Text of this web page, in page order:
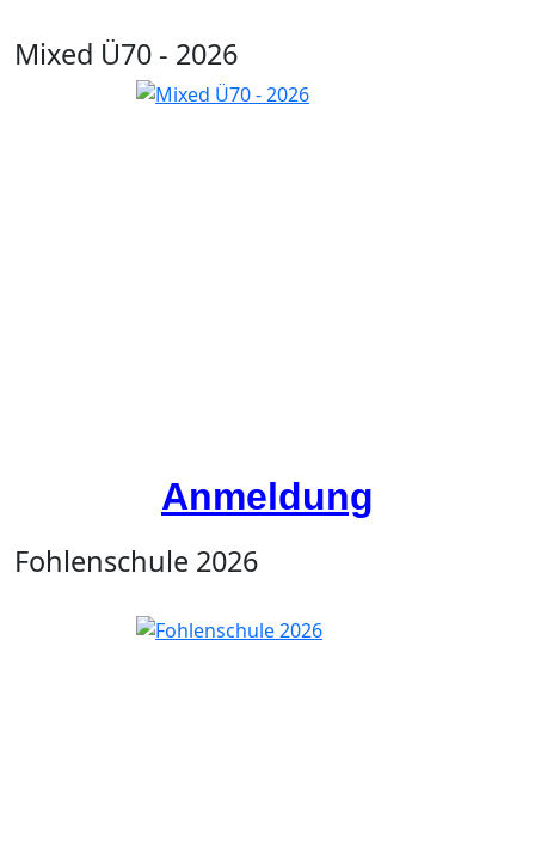
Mixed Ü70 - 2026
Anmeldung
Fohlenschule 2026